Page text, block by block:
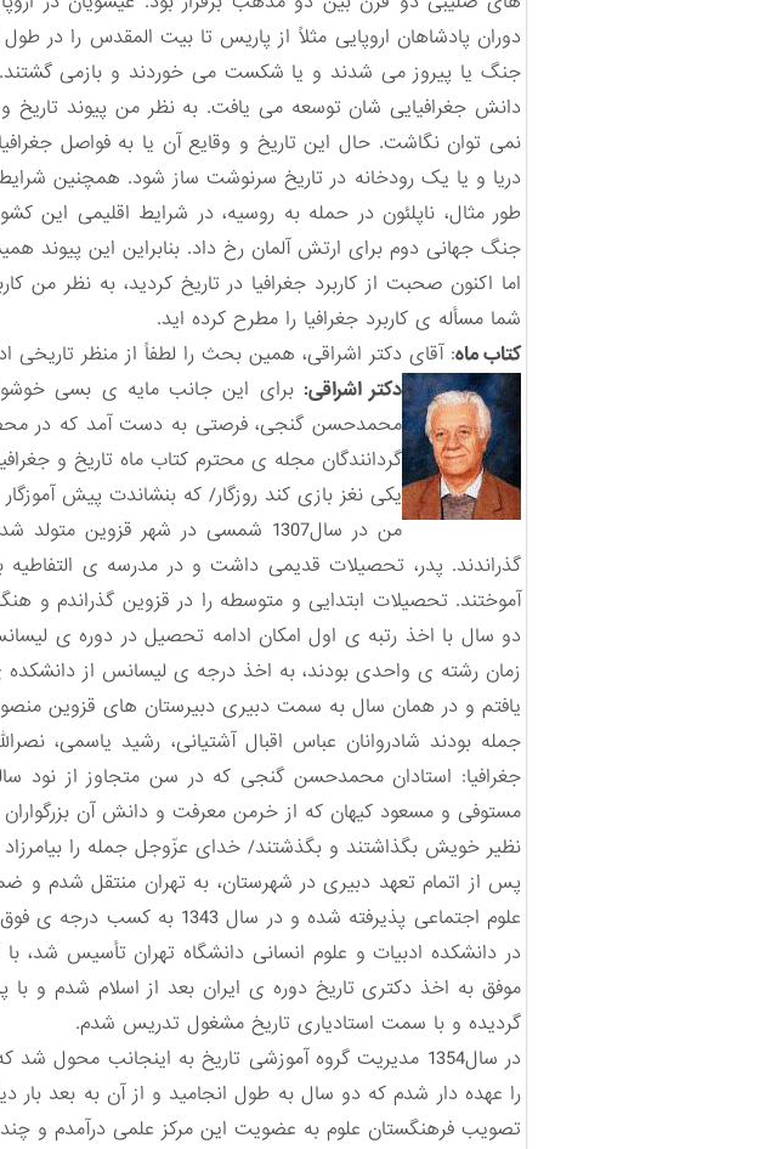
دوران پادشاهان اروپایی مثلاً از پاریس تا بیت المقدس را در
جنگ یا پیروز می شدند و یا شکست می خوردند و بازمی گشتند.
دانش جغرافیایی شان توسعه می یافت. به نظر من پیوند تاریخ
نمی توان نگاشت. حال این تاریخ و وقایع آن یا به فواصل
دریا و یا یک رودخانه در تاریخ سرنوشت ساز شود. همچنین
طور مثال، ناپلئون در حمله به روسیه، در شرایط اقلیمی این
جنگ جهانی دوم برای ارتش آلمان رخ داد. بنابراین این پیوند
اما اکنون صحبت از کاربرد جغرافیا در تاریخ کردید، به نظر من
شما مسأله ی کاربرد جغرافیا را مطرح کرده اید.
کتاب ماه: آقای دکتر اشراقی، همین بحث را لطفاً از منظر تاریخی
دکتر اشراقی: برای این جانب مایه ی بسی
محمدحسن گنجی، فرصتی به دست آمد که در محضر
گردانندگان مجله ی محترم کتاب ماه تاریخ و
یکی نغز بازی کند روزگار/ که بنشاندت پیش آموزگار
من در سال1307 شمسی در شهر قزوین
گذراندند. پدر، تحصیلات قدیمی داشت و در مدرسه ی
آموختند. تحصیلات ابتدایی و متوسطه را در قزوین گذراندم
زمان رشته ی واحدی بودند، به اخذ درجه ی لیسانس از دانشکده
یافتم و در همان سال به سمت دبیری دبیرستان های قزوین
جمله بودند شادروانان عباس اقبال آشتیانی، رشید یاسمی،
جغرافیا: استادان محمدحسن گنجی که در سن متجاوز از نود
مستوفی و مسعود کیهان که از خرمن معرفت و دانش آن
نظیر خویش بگذاشتند و بگذشتند/ خدای عزّوجل جمله را بیامرزاد
پس از اتمام تعهد دبیری در شهرستان، به تهران منتقل شدم
علوم اجتماعی پذیرفته شده
موفق به اخذ دکتری تاریخ دوره ی ایران بعد از اسلام شدم و
گردیده و با سمت استادیاری تاریخ مشغول تدریس شدم.
تصویب فرهنگستان علوم به عضویت این مرکز علمی درآمدم و